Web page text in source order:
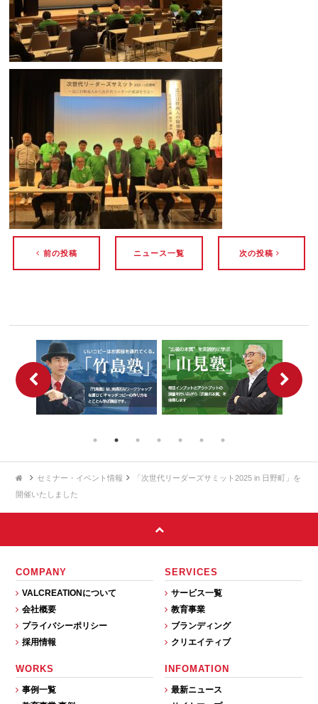
前の投稿 ニュース一覧 次の投稿
セミナー・イベント情報
「次世代リーダーズサミット2025 in 日野町」を
開催いたしました
COMPANY
VALCREATIONについて
会社概要
プライバシーポリシー
採用情報
SERVICES
サービス一覧
教育事業
ブランディング
クリエイティブ
WORKS
事例一覧
INFOMATION
最新ニュース